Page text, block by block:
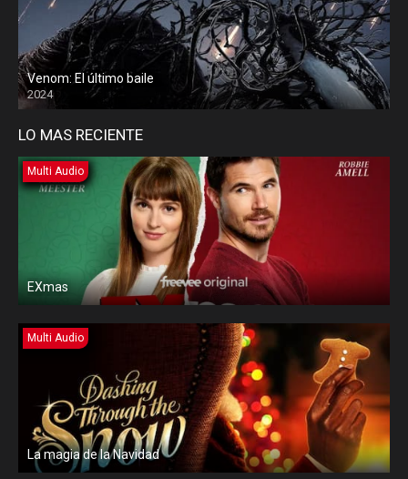
Venom: El último baile
2024
LO MAS RECIENTE
Multi Audio
EXmas
Multi Audio
La magia de la Navidad